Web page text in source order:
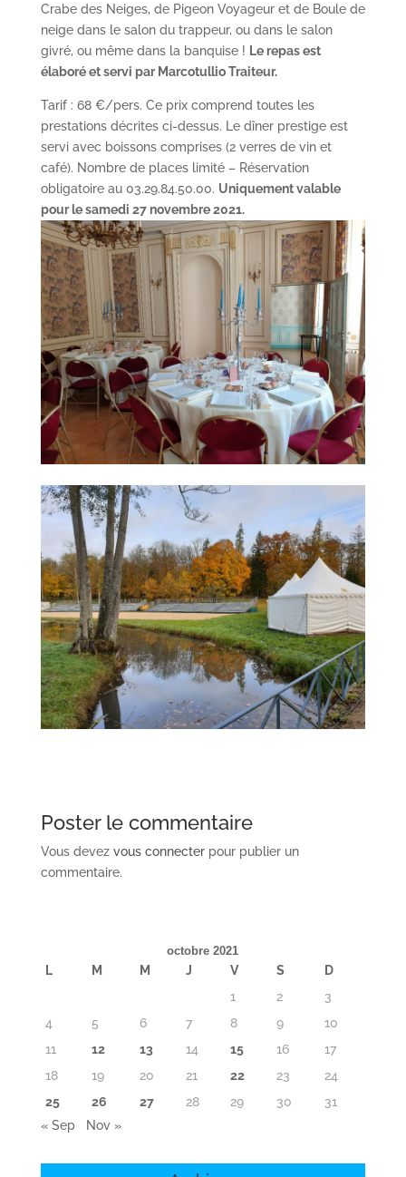
Crabe des Neiges, de Pigeon Voyageur et de Boule de
neige dans le salon du trappeur, ou dans le salon
givré, ou même dans la banquise ! Le repas est
élaboré et servi par Marcotullio Traiteur.
Tarif : 68 €/pers. Ce prix comprend toutes les
prestations décrites ci-dessus. Le dîner prestige est
servi avec boissons comprises (2 verres de vin et
café). Nombre de places limité – Réservation
obligatoire au 03.29.84.50.00. Uniquement valable
pour le samedi 27 novembre 2021.
Poster le commentaire
Vous devez vous connecterpour publier un
commentaire.
octobre 2021
L M M J V S
D
1
2
3
4
5 6 7 8 9
10
11
12 13 14 15 16
17
18
19 20 21 22 23
24
25
26 27 28 29 30
31
« Sep
Nov »